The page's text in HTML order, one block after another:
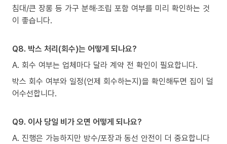
침대/큰 장롱 등 가구 분해·조립 포함 여부를 미리 확인하는 것
이 좋습니다.
Q8. 박스 처리(회수)는 어떻게 되나요?
A. 회수 여부는 업체마다 달라 계약 전 확인이 필요합니다.
박스 회수 여부와 일정(언제 회수하는지)을 확인해두면 집이 덜
어수선합니다.
Q9. 이사 당일 비가 오면 어떻게 되나요?
A. 진행은 가능하지만 방수/포장과 동선 안전이 더 중요합니다